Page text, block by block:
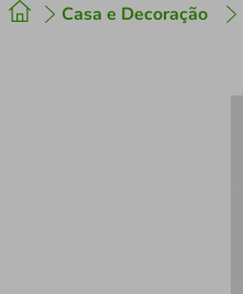
Casa e Decoração º